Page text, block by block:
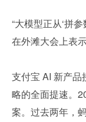
“大模型正从‘拼
在外滩大会上表示
支付宝 AI 新产品
略的全面提速。
案。过去两年，